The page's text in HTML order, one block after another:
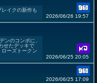
イクの新作も
2026/06/26 19:57
ンのコンボに、
せたデッキで
ーズトークン
2026/06/25 20:05
2026/06/25 17:09